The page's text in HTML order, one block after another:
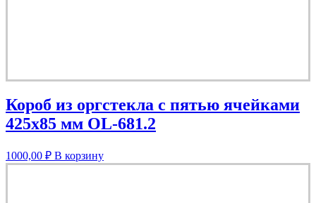
Короб из оргстекла с пятью ячейками
425х85 мм OL-681.2
1000,00 ₽ В корзину